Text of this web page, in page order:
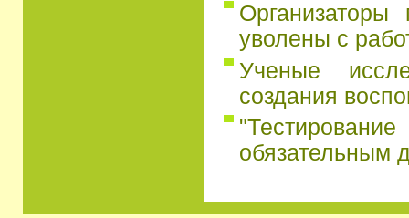
уволены с
Ученые
создания
обязательным